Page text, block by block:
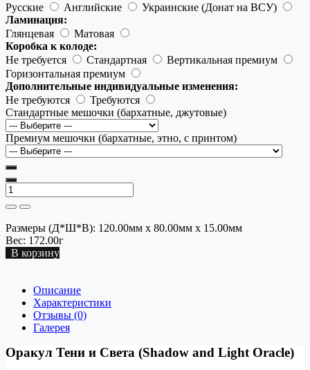
Русские Английские
Украинские (Донат на ВСУ)
Ламинация:
Глянцевая
Матовая
Коробка к колоде:
Не требуется
Стандартная
Вертикальная премиум
Горизонтальная премиум
Дополнительные индивидуальные изменения:
Не требуются
Требуются
Стандартные мешочки (бархатные, джутовые)
Премиум мешочки (бархатные, этно, с принтом)
Размеры (Д*Ш*В): 120.00мм x 80.00мм x 15.00мм
Вес: 172.00г
В корзину
Описание
Характеристики
Отзывы (0)
Галерея
Оракул Тени и Света (Shadow and Light Oracle)